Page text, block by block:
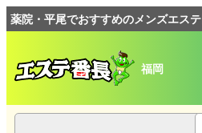
薬院・平尾でおすすめのメンズエス
福岡